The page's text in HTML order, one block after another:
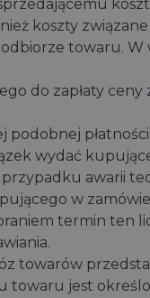
koszty
towaru.
do zapłaty
wydać
awarii
w
termin ten
towarów
towaru jest